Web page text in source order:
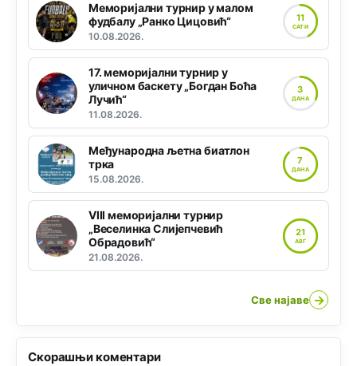
Меморијални турнир у малом
фудбалу „Ранко Цицовић“
10.08.2026.
11
САТИ
17. меморијални турнир у
уличном баскету „Богдан Боћа
Лучић“
11.08.2026.
3
ДАНА
Међународна љетна биатлон
трка
15.08.2026.
7
ДАНА
VIII меморијални турнир
„Веселинка Слијепчевић
Обрадовић“
21.08.2026.
21
АВГ
Све најаве →
Скорашњи коментари